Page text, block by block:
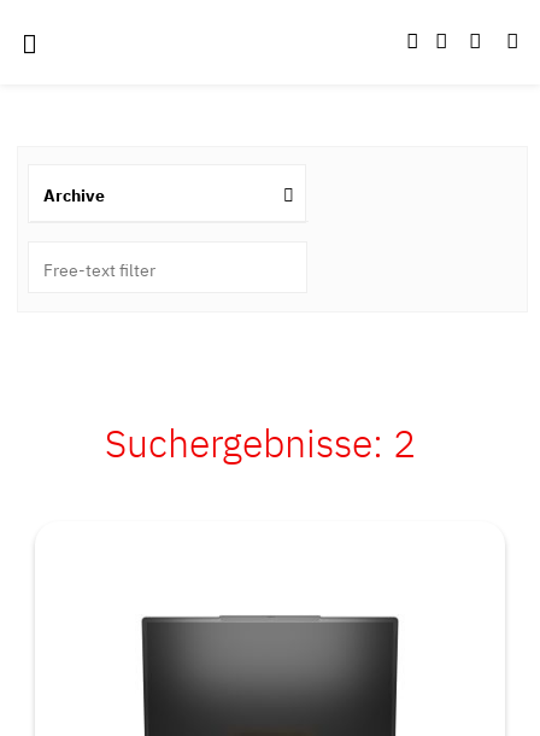
Archive
Suchergebnisse: 2